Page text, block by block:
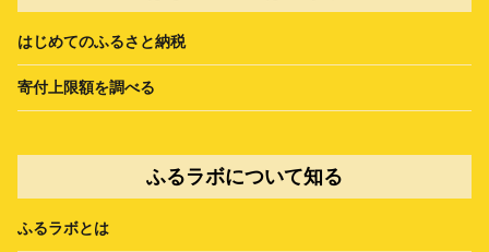
はじめてのふるさと納税
寄付上限額を調べる
ふるラボについて知る
ふるラボとは